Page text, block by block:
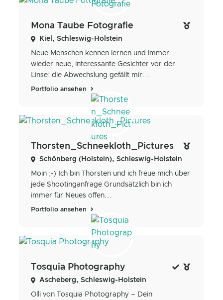
Mona Taube Fotografie
Kiel, Schleswig-Holstein
Neue Menschen kennen lernen und immer
wieder neue, interessante Gesichter vor der
Linse: die Abwechslung gefällt mir...
Portfolio ansehen
Thorsten_Schneekloth_Pictures
Schönberg (Holstein), Schleswig-Holstein
Moin ;-) Ich bin Thorsten und ich freue mich über
jede Shootinganfrage Grundsätzlich bin ich
immer für Neues offen...
Portfolio ansehen
Tosquia Photography
Ascheberg, Schleswig-Holstein
Olli von Tosquia Photography – Dein